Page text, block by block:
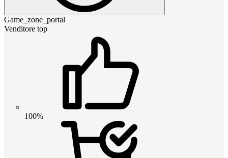
Game_zone_portal
Venditore top
100%